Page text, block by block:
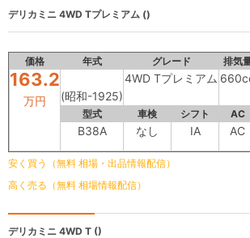
デリカミニ 4WD Tプレミアム ()
価格 年式 グレード 排気
163.2
万円 (昭和-1925)
4WD Tプレミアム
型式 車検 シフト AC
B38A なし IA AC
安く買う（無料 相場・出品情報配信）
高く売る（無料 相場情報配信）
デリカミニ 4WD T ()